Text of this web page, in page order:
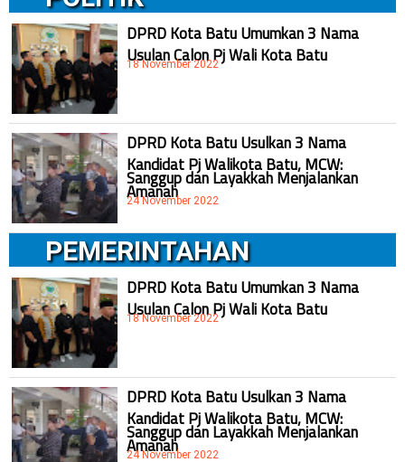
DPRD Kota Batu Umumkan 3 Nama
Usulan Calon Pj Wali Kota Batu
18 November 2022
DPRD Kota Batu Usulkan 3 Nama
Kandidat Pj Walikota Batu, MCW:
Sanggup dan Layakkah Menjalankan
Amanah
24 November 2022
PEMERINTAHAN
DPRD Kota Batu Umumkan 3 Nama
Usulan Calon Pj Wali Kota Batu
18 November 2022
DPRD Kota Batu Usulkan 3 Nama
Kandidat Pj Walikota Batu, MCW:
Sanggup dan Layakkah Menjalankan
Amanah
24 November 2022